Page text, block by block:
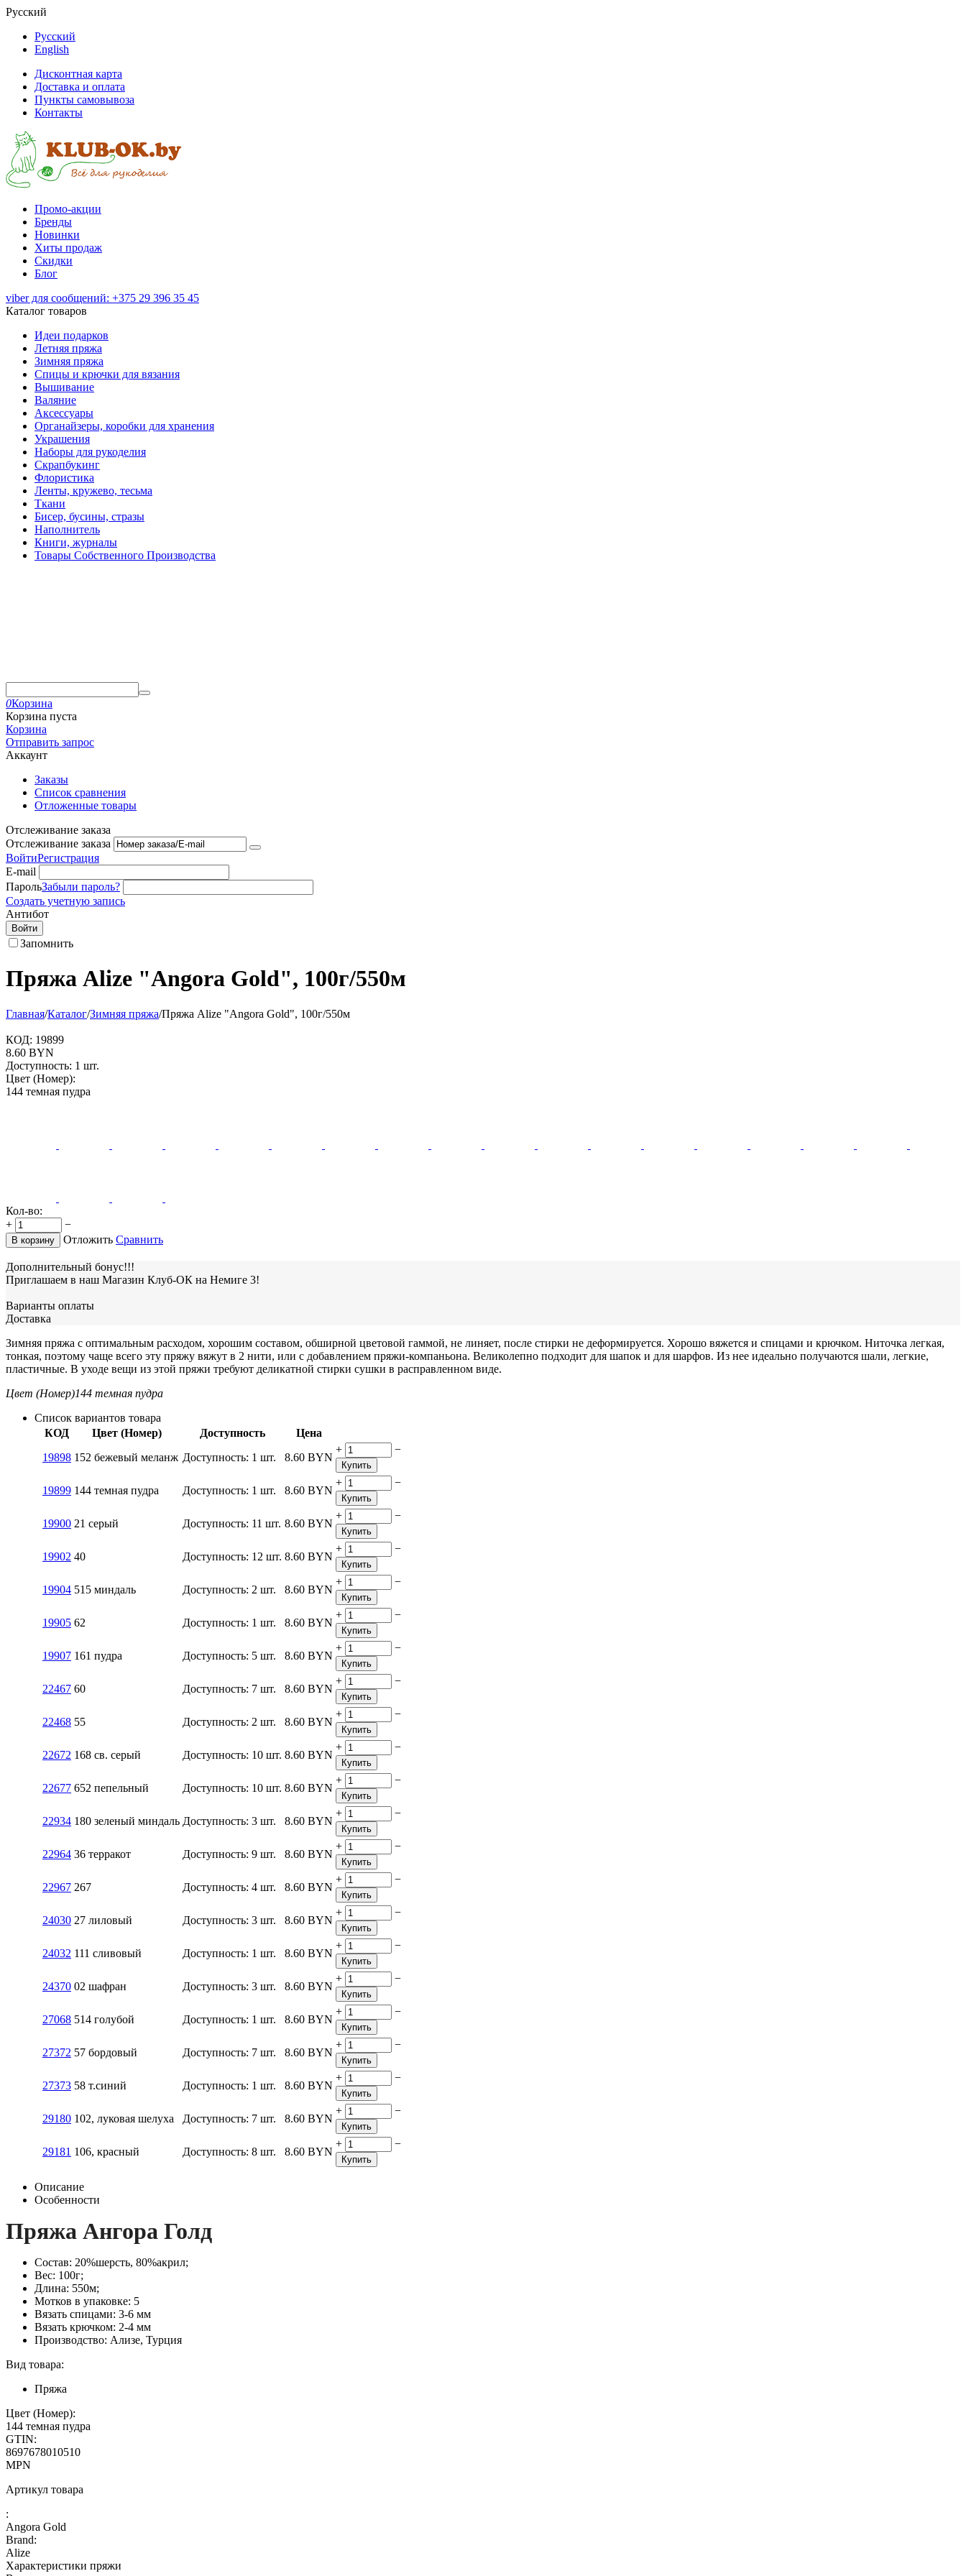
Русский
Русский
English
Дисконтная карта
Доставка и оплата
Пункты самовывоза
Контакты
Промо-акции
Бренды
Новинки
Хиты продаж
Скидки
Блог
viber для сообщений: +375 29 396 35 45
Каталог товаров
Идеи подарков
Летняя пряжа
Зимняя пряжа
Спицы и крючки для вязания
Вышивание
Валяние
Аксессуары
Органайзеры, коробки для хранения
Украшения
Наборы для рукоделия
Скрапбукинг
Флористика
Ленты, кружево, тесьма
Ткани
Бисер, бусины, стразы
Наполнитель
Книги, журналы
Товары Собственного Производства
0Корзина
Корзина пуста
Корзина
Отправить запрос
Аккаунт
Заказы
Список сравнения
Отложенные товары
Отслеживание заказа
Отслеживание заказа
ВойтиРегистрация
E-mail
ПарольЗабыли пароль?
Создать учетную запись
Антибот
Войти
Запомнить
Пряжа Alize "Angora Gold", 100г/550м
Главная/Каталог/Зимняя пряжа/Пряжа Alize "Angora Gold", 100г/550м
КОД: 19899
8.60 BYN
Доступность: 1 шт.
Цвет (Номер):
144 темная пудра
Кол-во:
+
−
В корзину Отложить Сравнить
Дополнительный бонус!!!
Приглашаем в наш Магазин Клуб-ОК на Немиге 3!
Варианты оплаты
Доставка
Зимняя пряжа с оптимальным расходом, хорошим составом, обширной цветовой гаммой, не линяет, после стирки не деформируется. Хорошо вяжется и спицами и крючком. Ниточка легкая,
тонкая, поэтому чаще всего эту пряжу вяжут в 2 нити, или с добавлением пряжи-компаньона. Великолепно подходит для шапок и для шарфов. Из нее идеально получаются шали, легкие,
пластичные. В уходе вещи из этой пряжи требуют деликатной стирки сушки в расправленном виде.
Цвет (Номер)144 темная пудра
Список вариантов товара
КОД
Цвет (Номер) Доступность
Цена
19898 152 бежевый меланж Доступность: 1 шт. 8.60 BYN
+ −
Купить
19899 144 темная пудра Доступность: 1 шт. 8.60 BYN
+ −
Купить
19900 21 серый Доступность: 11 шт. 8.60 BYN
+ −
Купить
19902 40 Доступность: 12 шт. 8.60 BYN
+ −
Купить
19904 515 миндаль Доступность: 2 шт. 8.60 BYN
+ −
Купить
19905 62 Доступность: 1 шт. 8.60 BYN
+ −
Купить
19907 161 пудра Доступность: 5 шт. 8.60 BYN
+ −
Купить
22467 60 Доступность: 7 шт. 8.60 BYN
+ −
Купить
22468 55 Доступность: 2 шт. 8.60 BYN
+ −
Купить
22672 168 св. серый Доступность: 10 шт. 8.60 BYN
+ −
Купить
22677 652 пепельный Доступность: 10 шт. 8.60 BYN
+ −
Купить
22934 180 зеленый миндаль Доступность: 3 шт. 8.60 BYN
+ −
Купить
22964 36 терракот Доступность: 9 шт. 8.60 BYN
+ −
Купить
22967 267 Доступность: 4 шт. 8.60 BYN
+ −
Купить
24030 27 лиловый Доступность: 3 шт. 8.60 BYN
+ −
Купить
24032 111 сливовый Доступность: 1 шт. 8.60 BYN
+ −
Купить
24370 02 шафран Доступность: 3 шт. 8.60 BYN
+ −
Купить
27068 514 голубой Доступность: 1 шт. 8.60 BYN
+ −
Купить
27372 57 бордовый Доступность: 7 шт. 8.60 BYN
+ −
Купить
27373 58 т.синий Доступность: 1 шт. 8.60 BYN
+ −
Купить
29180 102, луковая шелуха Доступность: 7 шт. 8.60 BYN
+ −
Купить
29181 106, красный Доступность: 8 шт. 8.60 BYN
+ −
Купить
Описание
Особенности
Пряжа Ангора Голд
Состав: 20%шерсть, 80%акрил;
Вес: 100г;
Длина: 550м;
Мотков в упаковке: 5
Вязать спицами: 3-6 мм
Вязать крючком: 2-4 мм
Производство: Ализе, Турция
Вид товара:
Пряжа
Цвет (Номер):
144 темная пудра
GTIN:
8697678010510
MPN
Артикул товара
:
Angora Gold
Brand:
Alize
Характеристики пряжи